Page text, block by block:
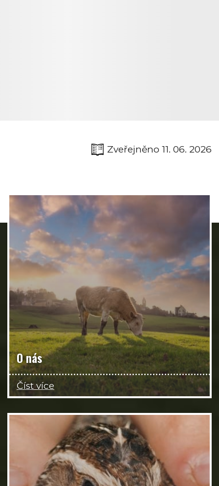
Zveřejněno 11. 06. 2026
O nás
Číst více